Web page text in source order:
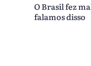
O Brasil fez
falamos disso